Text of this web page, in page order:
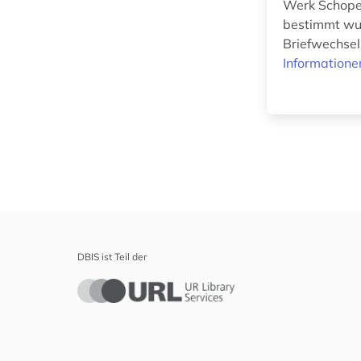
Mathematik (0)
Medien- und
Kommunikationswissenschaften,
Werk
bestimmt
DBIS ist Teil der